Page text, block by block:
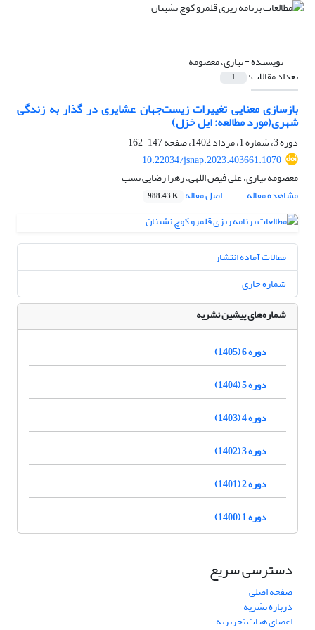
نویسنده =نیازی، معصومه
تعداد مقالات: 1
بازسازی معنایی تغییرات زیست‌جهان عشایری در گذار به زندگی
شهری(مورد مطالعه‌: ایل خزل)
دوره 3، شماره 1، مرداد 1402، صفحه
147-162
10.22034/jsnap.2023.403661.1070
معصومه نیازی، علی فیض اللهی، زهرا رضایی نسب
مشاهده مقاله
اصل مقاله 988.43 K
مقالات آماده انتشار
شماره جاری
شماره‌های پیشین نشریه
دوره 6 (1405)
دوره 5 (1404)
دوره 4 (1403)
دوره 3 (1402)
دوره 2 (1401)
دوره 1 (1400)
دسترسی سریع
صفحه اصلی
درباره نشریه
اعضای هیات تحریریه